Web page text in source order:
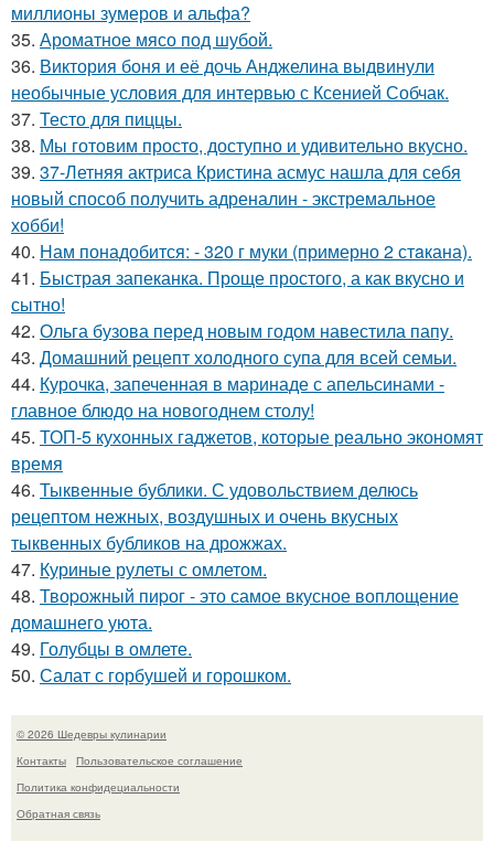
миллионы зумеров и альфа?
35. Ароматное мясо под шубой.
36. Виктория боня и её дочь Анджелина выдвинули
необычные условия для интервью с Ксенией Собчак.
37. Тесто для пиццы.
38. Мы готовим просто, доступно и удивительно вкусно.
39. 37-Летняя актриса Кристина асмус нашла для себя
новый способ получить адреналин - экстремальное
хобби!
40. Нам понадобится: - 320 г муки (примерно 2 стaкана).
41. Быстрая запеканка. Проще простого, а как вкусно и
сытно!
42. Ольга бузова перед новым годом навестила папу.
43. Домашний рецепт холодного супа для всей семьи.
44. Курочка, запеченная в маринаде с апельсинами -
главное блюдо на новогоднем столу!
45. ТОП-5 кухонных гаджетов, которые реально экономят
время
46. Тыквенные бублики. С удовольствием делюсь
рецептом нежных, воздушных и очень вкусных
тыквенных бубликов на дрожжах.
47. Куриные рулеты с омлетом.
48. Твоpожный пиpог - это самое вкусное воплощение
домашнего уюта.
49. Голубцы в омлете.
50. Салат с горбушей и горошком.
© 2026 Шедевры кулинарии
Контакты
Пользовательское соглашение
Политика конфидециальности
Обратная связь